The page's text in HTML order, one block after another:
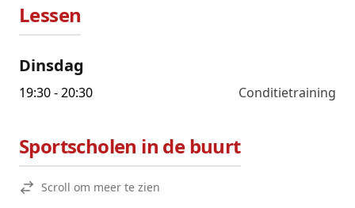
Lessen
Dinsdag
19:30-20:30 Conditietraining
Sportscholen in de buurt
Scroll om meer te zien